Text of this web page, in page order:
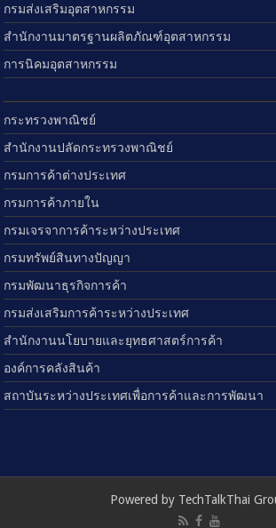
กรมส่งเสริมอุตสาหกรรม
สำนักงานมาตรฐานผลิตภัณฑ์อุตสาหกรรม
การนิคมอุตสาหกรรม
กระทรวงพาณิชย์
สำนักงานปลัดกระทรวงพาณิชย์
กรมการค้าต่างประเทศ
กรมการค้าภายใน
กรมเจรจาการค้าระหว่างประเทศ
กรมทรัพย์สินทางปัญญา
กรมพัฒนาธุรกิจการค้า
กรมส่งเสริมการค้าระหว่างประเทศ
สำนักงานนโยบายและยุทธศาสตร์การค้า
องค์การคลังสินค้า
สถาบันระหว่างประเทศเพื่อการค้าและการพัฒนา
Powered by TechTalkThai